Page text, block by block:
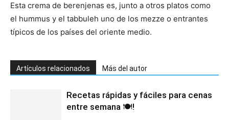
Esta crema de berenjenas es, junto a otros platos como
el hummus y el tabbuleh uno de los mezze o entrantes
típicos de los países del oriente medio.
Artículos relacionados Más del autor
Recetas rápidas y fáciles para cenas
entre semana 🍽️!